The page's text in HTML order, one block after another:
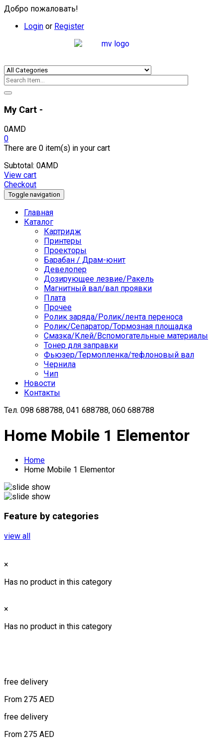
Добро пожаловать!
Login or Register
My Cart -
0AMD
0
There are 0 item(s) in your cart
Subtotal: 0AMD
View cart
Checkout
Toggle navigation
Главная
Каталог
Картридж
Принтеры
Проекторы
Барабан / Драм-юнит
Девелопер
Дозирующее лезвие/Ракель
Магнитный вал/вал проявки
Плата
Прочее
Ролик заряда/Ролик/лента переноса
Ролик/Сепаратор/Тормозная площадка
Смазка/Клей/Вспомогательные материалы
Тонер для заправки
Фьюзер/Термопленка/тефлоновый вал
Чернила
Чип
Новости
Контакты
Тел. 098 688788, 041 688788, 060 688788
Home Mobile 1 Elementor
Home
Home Mobile 1 Elementor
Feature by categories
view all
×
Has no product in this category
×
Has no product in this category
free delivery
From 275 AED
free delivery
From 275 AED